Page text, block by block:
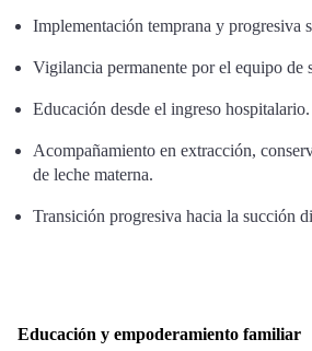
Implementación temprana y progresiva
Vigilancia permanente por el equipo de
Educación desde el ingreso hospitalario.
Acompañamiento en extracción,
de leche materna.
Transición progresiva hacia la succión
Educación y empoderamiento familiar